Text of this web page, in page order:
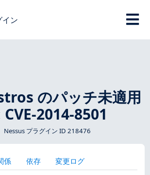
イン
のパッチ未適用
2014-8501
Nessus プラグイン ID 218476
係 依存 変更ログ